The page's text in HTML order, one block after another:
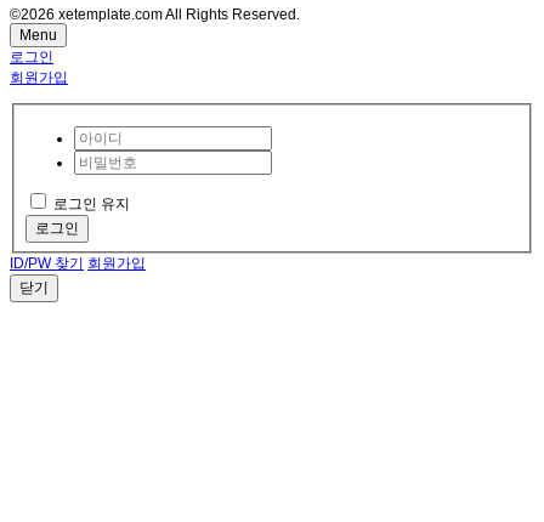
©2026 xetemplate.com All Rights Reserved.
Menu
로그인
회원가입
로그인 유지
로그인
ID/PW 찾기
회원가입
닫기